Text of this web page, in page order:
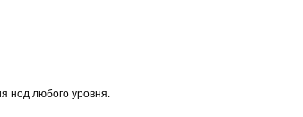
нод любого уровня.